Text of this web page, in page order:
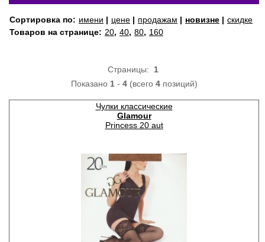
Сортировка по: имени | цене | продажам | новизне | скидке
Товаров на странице: 20, 40, 80, 160
Страницы: 1
Показано 1- 4(всего 4позиций)
Чулки классические
Glamour
Princess 20 aut